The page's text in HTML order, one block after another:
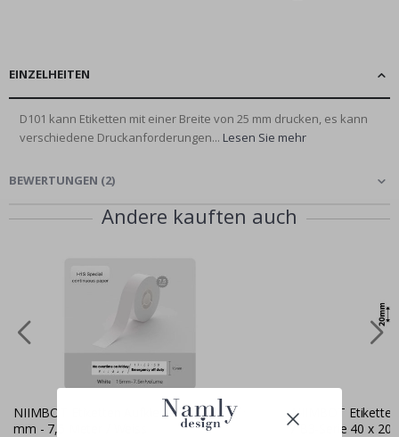
EINZELHEITEN
D101 kann Etiketten mit einer Breite von 25 mm drucken, es kann
verschiedene Druckanforderungen... Lesen Sie mehr
BEWERTUNGEN (2)
Andere kauften auch
NIIMBOT Etiketten Aufkleber H1S / 15
mm - 7,5 Meter / Weiss
NIIMBOT
/ B3-Serie 40 x 20